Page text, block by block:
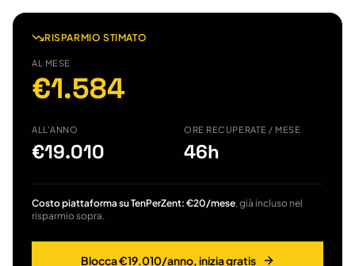
RISPARMIO STIMATO
AL MESE
€1.584
ALL'ANNO
€19.010
ORE RECUPERATE / MESE
46h
Costo piattaforma su TenPerZent: €20/mese, già incluso nel
risparmio sopra.
Blocca €19.010/anno, inizia gratis